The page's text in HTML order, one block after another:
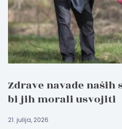
Zdrave navade
bi jih morali usvojiti
21. julija, 2026